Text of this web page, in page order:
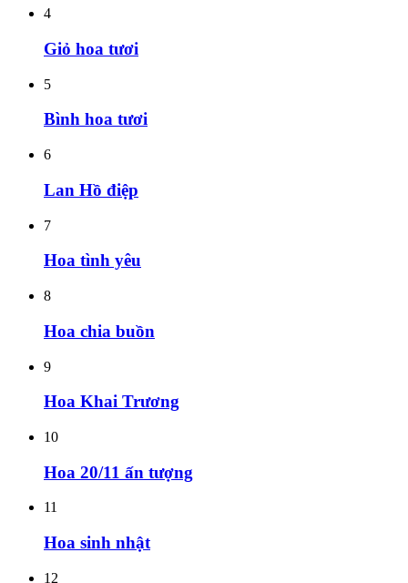
4
Giỏ hoa tươi
5
Bình hoa tươi
6
Lan Hồ điệp
7
Hoa tình yêu
8
Hoa chia buồn
9
Hoa Khai Trương
10
Hoa 20/11 ấn tượng
11
Hoa sinh nhật
12